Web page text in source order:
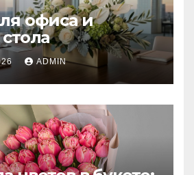
офиса и
ADMIN